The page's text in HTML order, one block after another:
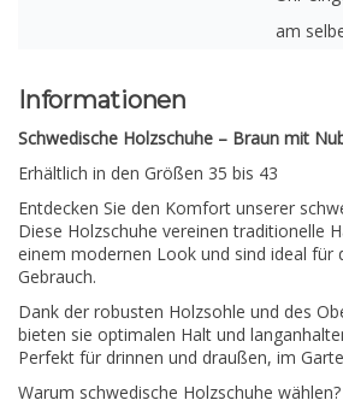
am
Informationen
Schwedische Holzschuhe – Braun mit
Erhältlich in den Größen 35 bis 43
Entdecken Sie den Komfort unserer
Diese Holzschuhe vereinen traditionelle
einem modernen Look und sind ideal für
Gebrauch.
Dank der robusten Holzsohle und des
bieten sie optimalen Halt und
Perfekt für drinnen und draußen, im
Warum schwedische Holzschuhe wählen?